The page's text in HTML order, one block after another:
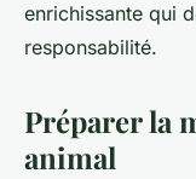
enrichissante qui
responsabilité.
Préparer la
animal